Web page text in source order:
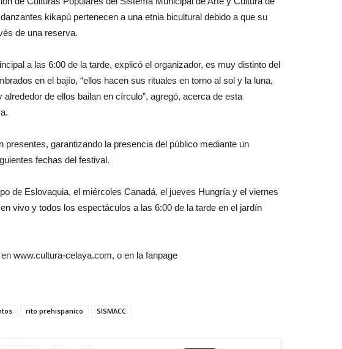
kikapú pertenecen a una etnia bicultural debido a que su
de una reserva.
a las 6:00 de la tarde, explicó el organizador, es muy distinto del
en el bajío, “ellos hacen sus rituales en torno al sol y la luna,
de ellos bailan en círculo”, agregó, acerca de esta
presentes, garantizando la presencia del público mediante un
fechas del festival.
de Eslovaquia, el miércoles Canadá, el jueves Hungría y el viernes
vivo y todos los espectáculos a las 6:00 de la tarde en el jardín
www.cultura-celaya.com, o en la fanpage
rito prehispanico SISMACC